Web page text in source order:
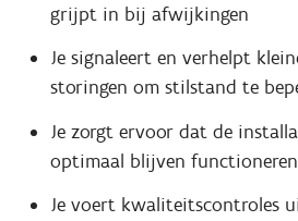
grijpt in bij afwijkingen
Je signaleert en verhelpt
storingen om stilstand te
Je zorgt ervoor dat de
optimaal blijven functioneren
Je voert kwaliteitscontroles